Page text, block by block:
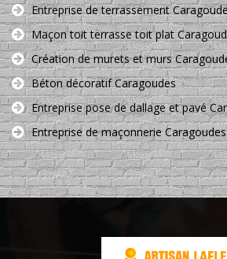
Entreprise de terrassement
Maçon toit terrasse toit plat
Création de murets et murs
Béton décoratif Caragoudes
Entreprise pose de dallage et pavé
Entreprise de maçonnerie Caragoudes